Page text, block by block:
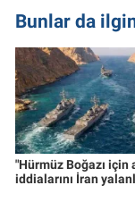
Bunlar da
"Hürmüz Boğazı için
iddialarını İran